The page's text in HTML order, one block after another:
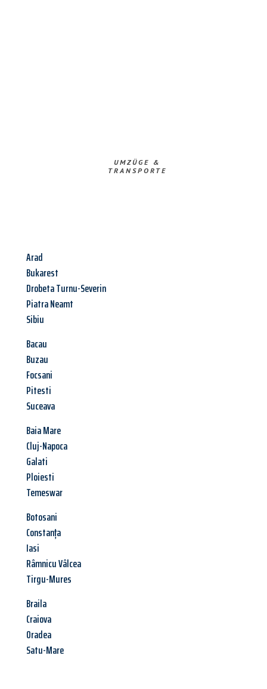
UMZÜGE &
TRANSPORTE
Arad
Bukarest
Drobeta Turnu-Severin
Piatra Neamt
Sibiu
Bacau
Buzau
Focsani
Pitesti
Suceava
Baia Mare
Cluj-Napoca
Galati
Ploiesti
Temeswar
Botosani
Constanța
Iasi
Râmnicu Vâlcea
Tirgu-Mures
Braila
Craiova
Oradea
Satu-Mare